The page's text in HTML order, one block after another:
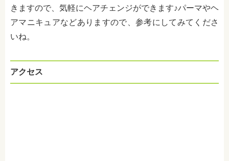
きますので、気軽にヘアチェンジができます♪パーマやヘ
アマニキュアなどありますので、参考にしてみてくださ
いね。
アクセス